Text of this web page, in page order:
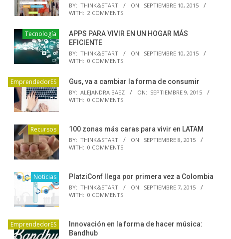
BY: THINK&START ON: SEPTIEMBRE 10, 2015
WITH: 2 COMMENTS
Tecnología
APPS PARA VIVIR EN UN HOGAR MÁS
EFICIENTE
BY: THINK&START ON: SEPTIEMBRE 10, 2015
WITH: 0 COMMENTS
EmprendedorES Gus, va a cambiar la forma de consumir
BY: ALEJANDRA BAEZ ON: SEPTIEMBRE 9, 2015
WITH: 0 COMMENTS
Recursos 100 zonas más caras para vivir en LATAM
BY: THINK&START ON: SEPTIEMBRE 8, 2015
WITH: 0 COMMENTS
Noticias PlatziConf llega por primera vez a Colombia
BY: THINK&START ON: SEPTIEMBRE 7, 2015
WITH: 0 COMMENTS
EmprendedorES
Innovación en la forma de hacer música:
Bandhub